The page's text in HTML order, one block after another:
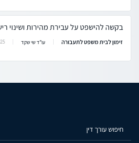
בקשה להישפט על עבירת מהירות ושינוי
זימון לבית משפט לתעבורה עו"ד שי שקד
חיפוש עורך דין